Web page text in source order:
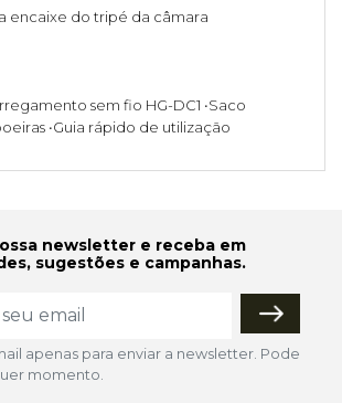
encaixe do tripé da câmara
sem fio HG-DC1 •Saco
•Guia rápido de utilização
newsletter e receba em
sugestões e campanhas.
apenas para enviar a newsletter. Pode
momento.